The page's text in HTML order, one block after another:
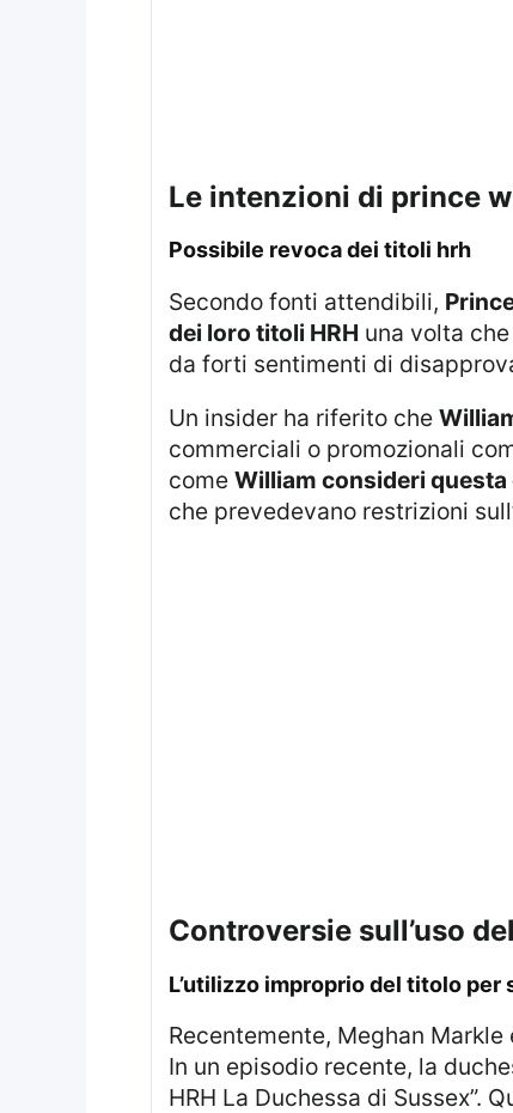
le intenzioni di prince
possibile revoca dei titoli hrh
Secondo fonti attendibili,
dei loro titoli HRH una volta
da forti sentimenti di
Un insider ha riferito che
commerciali o promozionali
come William consideri
che prevedevano restrizioni
controversie sull’uso
l’utilizzo improprio del titolo per
Recentemente, Meghan Markle è stata coinvolta in polemiche per aver utilizzato il titolo HRH in modo non autorizzato.
In un episodio recente, la
HRH La Duchessa di Sussex”.